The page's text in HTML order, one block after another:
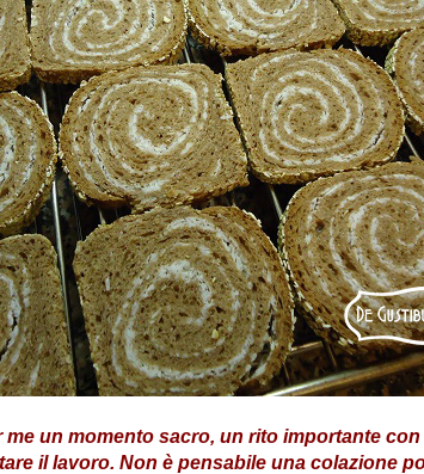
me un momento sacro, un rito importante
il lavoro. Non è pensabile una colazione